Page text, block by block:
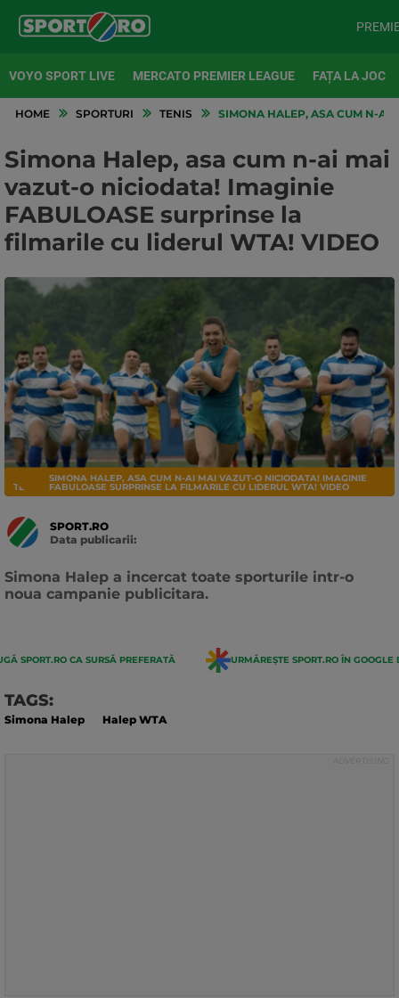
VOYO SPORT LIVE MERCATO PREMIER LEAGUE FAȚA LA JOC
HOME SPORTURI TENIS SIMONA HALEP, ASA CUM N-AI
Simona Halep, asa cum n-ai mai
vazut-o niciodata! Imaginie
FABULOASE surprinse la
filmarile cu liderul WTA! VIDEO
TENIS
SIMONA HALEP, ASA CUM N-AI MAI VAZUT-O NICIODATA! IMAGINIE
FABULOASE SURPRINSE LA FILMARILE CU LIDERUL WTA! VIDEO
SPORT.RO
Data publicarii:
Simona Halep a incercat toate sporturile intr-o
noua campanie publicitara.
SPORT.RO CA SURSĂ PREFERATĂ URMĂREȘTE SPORT.RO ÎN GOOGLE
TAGS:
Simona Halep Halep WTA